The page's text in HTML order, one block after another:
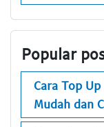
Popular
Cara Top
Mudah dan